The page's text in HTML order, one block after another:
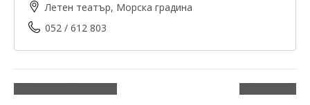
Летен театър, Морска градина
052 / 612 803